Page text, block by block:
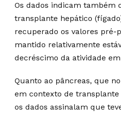
Os dados indicam também
transplante hepático
recuperado os valores pré-
mantido relativamente
decréscimo da atividade
Quanto ao pâncreas, que
em contexto de
os dados assinalam que